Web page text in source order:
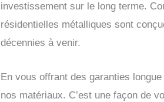
investissement sur le long terme.
résidentielles métalliques sont
décennies à venir.
En vous offrant des garanties
nos matériaux. C’est une façon de